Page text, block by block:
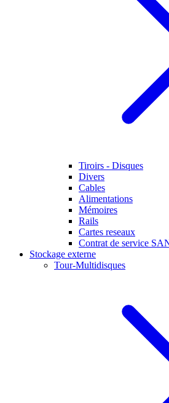
Tiroirs - Disques
Divers
Cables
Alimentations
Mémoires
Rails
Cartes reseaux
Contrat de service
Stockage externe
Tour-Multidisques